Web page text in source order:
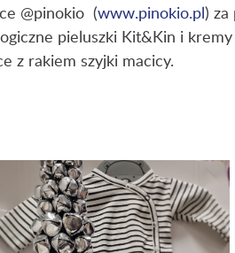
@pinokio (www.pinokio.pl)
pieluszki Kit&Kin i
z rakiem szyjki macicy.